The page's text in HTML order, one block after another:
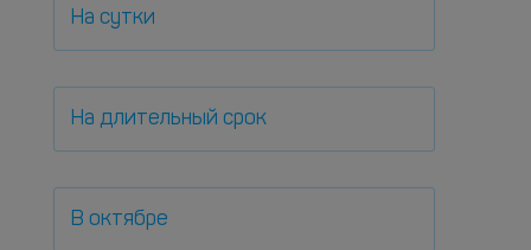
На сутки
На длительный срок
В октябре